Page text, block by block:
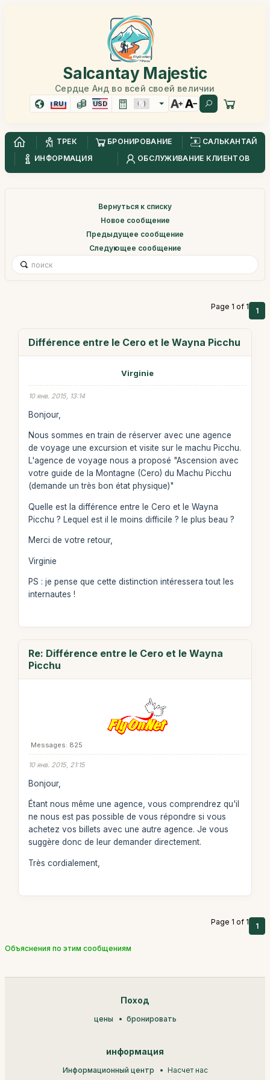
Salcantay Majestic
Сердце Анд во всей своей величии
RU USD
ТРЕК БРОНИРОВАНИЕ
САЛЬКАНТАЙ
ИНФОРМАЦИЯ
ОБСЛУЖИВАНИЕ КЛИЕНТОВ
Вернуться к списку
Новое сообщение
Предыдущее сообщение
Следующее сообщение
Page 1 of 1 1
Différence entre le Cero et le Wayna Picchu
Virginie
10 янв. 2015, 13:14
Bonjour,
Nous sommes en train de réserver avec une agence
de voyage une excursion et visite sur le machu Picchu.
L'agence de voyage nous a proposé "Ascension avec
votre guide de la Montagne (Cero) du Machu Picchu
(demande un très bon état physique)"
Quelle est la différence entre le Cero et le Wayna
Picchu ? Lequel est il le moins difficile ? le plus beau ?
Merci de votre retour,
Virginie
PS : je pense que cette distinction intéressera tout les
internautes !
Re: Différence entre le Cero et le Wayna
Picchu
Messages: 825
10 янв. 2015, 21:15
Bonjour,
Étant nous même une agence, vous comprendrez qu'il
ne nous est pas possible de vous répondre si vous
achetez vos billets avec une autre agence. Je vous
suggère donc de leur demander directement.
Très cordialement,
Page 1 of 1 1
Объяснения по этим сообщениям
Поход
цены бронировать
информация
Информационный центр Насчет нас